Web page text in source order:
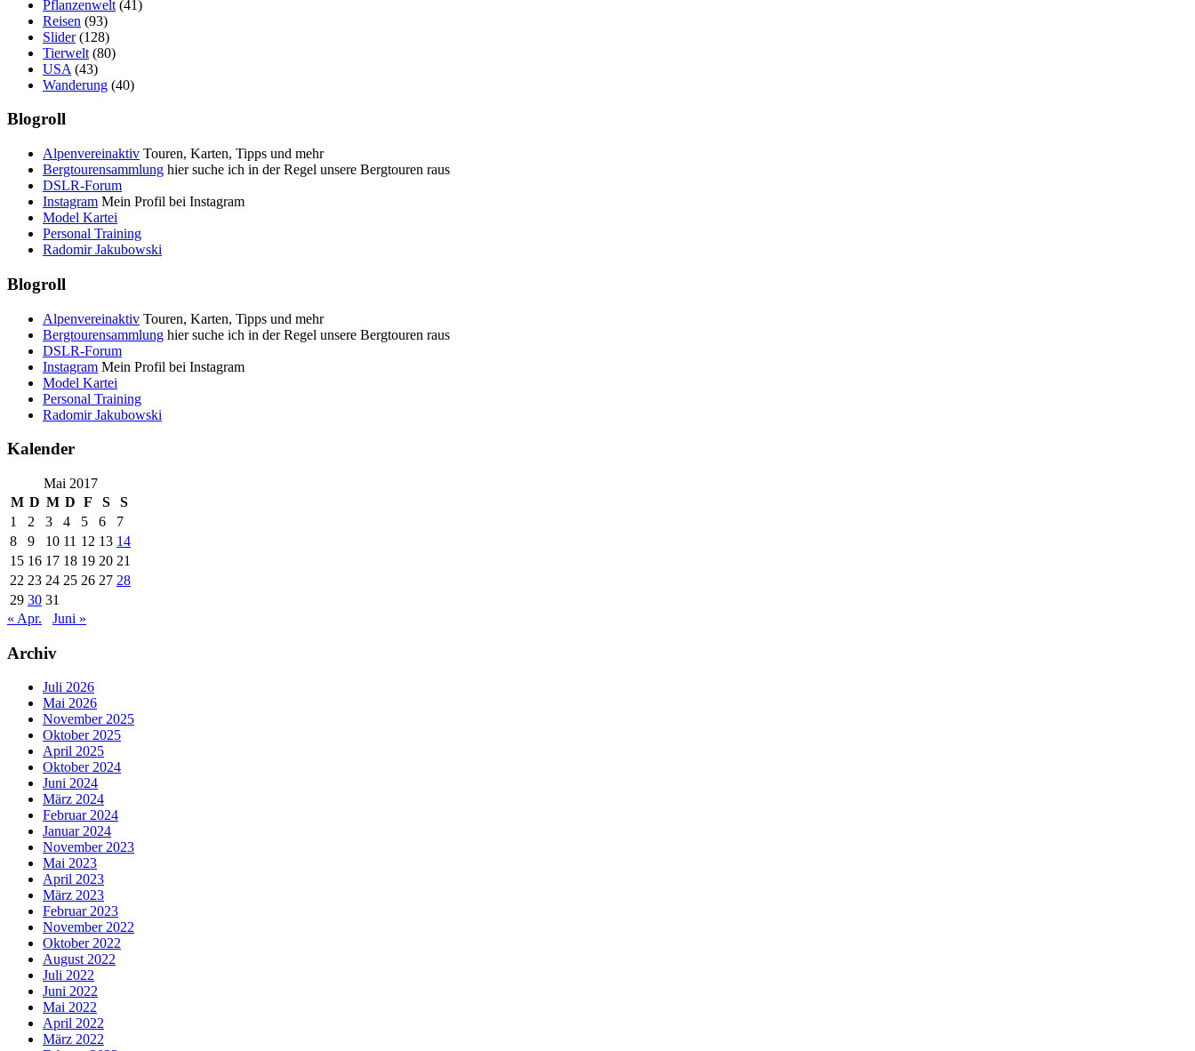
Pflanzenwelt (41)
Reisen (93)
Slider(128)
Tierwelt (80)
USA (43)
Wanderung (40)
Blogroll
Alpenvereinaktiv Touren, Karten, Tipps und mehr
Bergtourensammlung hier suche ich in der Regel unsere Bergtouren raus
DSLR-Forum
Instagram Mein Profil bei Instagram
Model Kartei
Personal Training
Radomir Jakubowski
Blogroll
Alpenvereinaktiv Touren, Karten, Tipps und mehr
Bergtourensammlung hier suche ich in der Regel unsere Bergtouren raus
DSLR-Forum
Instagram Mein Profil bei Instagram
Model Kartei
Personal Training
Radomir Jakubowski
Kalender
Mai 2017
M D M D F S
S
1
2 3 4 5 6
7
8
9 10 11 12 13 14
15 16 17 18 19 20 21
22 23 24 25 26 27 28
29 30 31
« Apr.
Juni »
Archiv
Juli 2026
Mai 2026
November 2025
Oktober 2025
April 2025
Oktober 2024
Juni 2024
März 2024
Februar 2024
Januar 2024
November 2023
Mai 2023
April 2023
März 2023
Februar 2023
November 2022
Oktober 2022
August 2022
Juli 2022
Juni 2022
Mai 2022
April 2022
März 2022